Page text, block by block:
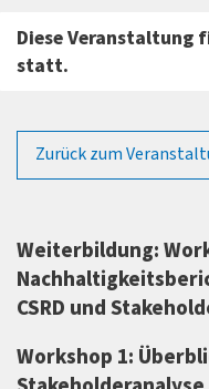
Diese Veranstaltung
statt.
Zurück zum
Weiterbildung:
CSRD und
Workshop 1: